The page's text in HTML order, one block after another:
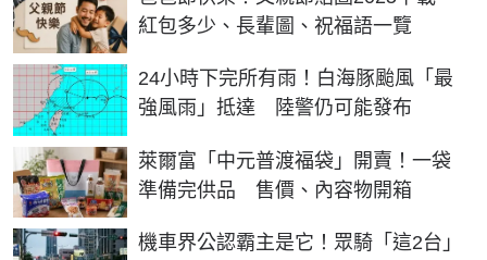
紅包多少、長輩圖、祝福語一覽
24小時下完所有雨！白海豚颱風「最
強風雨」抵達 陸警仍可能發布
萊爾富「中元普渡福袋」開賣！一袋
準備完供品 售價、內容物開箱
機車界公認霸主是它！眾騎「這2台」